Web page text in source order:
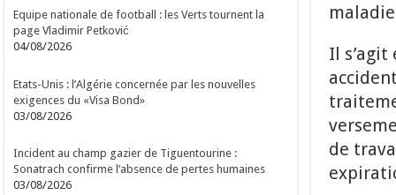
Il
de
Equipe nationale de football : les Verts tournent la
page Vladimir Petković
04/08/2026
Etats-Unis : l’Algérie concernée par les nouvelles
exigences du «Visa Bond»
03/08/2026
Incident au champ gazier de Tiguentourine :
Sonatrach confirme l’absence de pertes humaines
03/08/2026